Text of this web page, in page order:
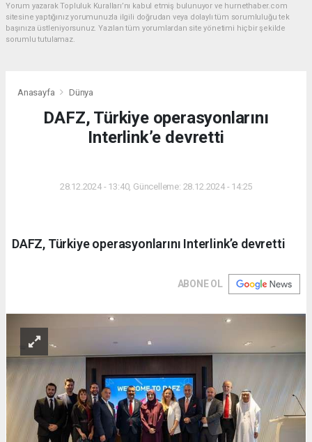
Yorum yazarak Topluluk Kuralları’nı kabul etmiş bulunuyor ve hurnethaber.com
sitesine yaptığınız yorumunuzla ilgili doğrudan veya dolaylı tüm sorumluluğu tek
başınıza üstleniyorsunuz. Yazılan tüm yorumlardan site yönetimi hiçbir şekilde
sorumlu tutulamaz.
Anasayfa Dünya
DAFZ, Türkiye operasyonlarını
Interlink’e devretti
28.12.2024 - 13:40, Güncelleme: 28.12.2024 - 14:25
DAFZ, Türkiye operasyonlarını Interlink’e devretti
ABONE OL